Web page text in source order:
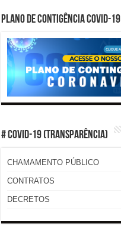
PLANO DE CONTIGÊNCIA COVID-19
# COVID-19 (TRANSPARÊNCIA)
CHAMAMENTO PÚBLICO
CONTRATOS
DECRETOS